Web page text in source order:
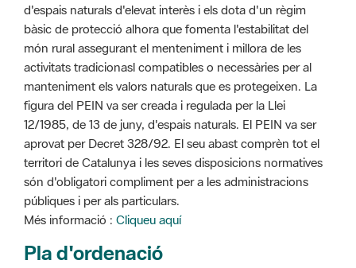
activitats tradicionasl compatibles o necessàries per al
manteniment els valors naturals que es protegeixen. La
figura del PEIN va ser creada i regulada per la Llei
12/1985, de 13 de juny, d'espais naturals. El PEIN va ser
aprovat per Decret 328/92. El seu abast comprèn tot el
territori de Catalunya i les seves disposicions normatives
són d'obligatori compliment per a les administracions
públiques i per als particulars.
Més informació :Cliqueu aquí
Pla d'ordenació
Instrument de planificació urbanístic